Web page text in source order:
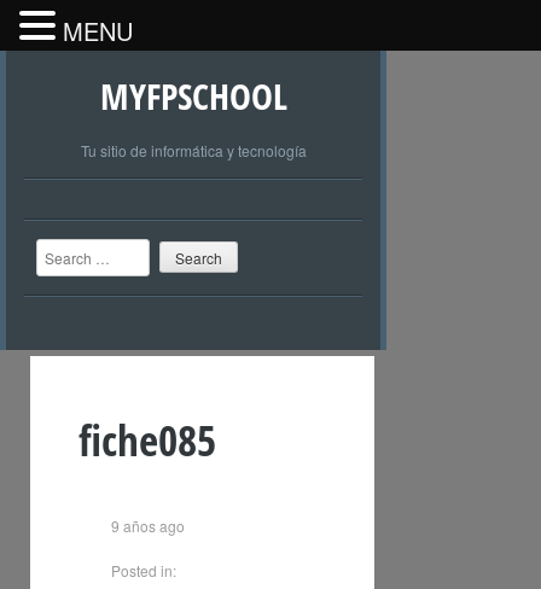
MYFPSCHOOL
Tu sitio de informática y tecnología
Search
fiche085
9 años ago
Posted in:
MENU